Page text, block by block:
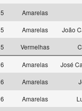
5
Amarelas
5 Amarelas
João
5 Vermelhas
6 Amarelas
José
6 Amarelas
6 Amarelas